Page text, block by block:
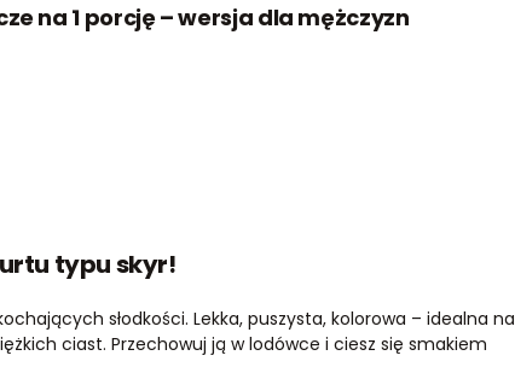
na 1 porcję – wersja dla mężczyzn
typu skyr!
słodkości. Lekka, puszysta, kolorowa – idealna na
ciast. Przechowuj ją w lodówce i ciesz się smakiem